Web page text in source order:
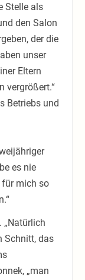
Stelle als
den Salon
der die
unser
Eltern
vergrößert.“
Betriebs und
es nie
für mich so
„Natürlich
Schnitt, das
„man